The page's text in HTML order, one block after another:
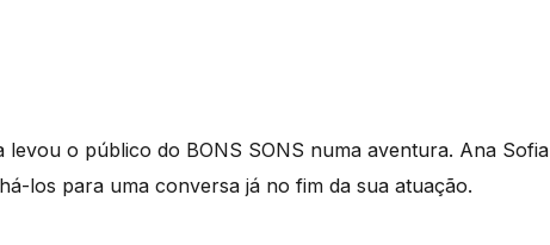
o público do BONS SONS numa aventura. Ana Sofia
los para uma conversa já no fim da sua atuação.